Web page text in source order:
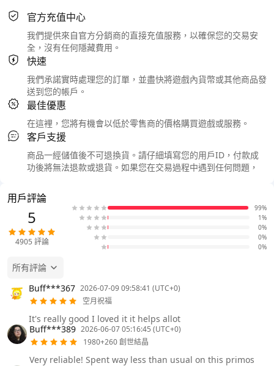
官方充值中心
我們提供來自官方分銷商的直接充值服務，以確保您的交易安
全，沒有任何隱藏費用。
快速
我們承諾實時處理您的訂單，並盡快將遊戲內貨幣或其他商品發
送到您的帳戶。
最佳優惠
在這裡，您將有機會以低於零售商的價格購買遊戲或服務。
客戶支援
商品一經儲值後不可退換貨。請仔細填寫您的用戶ID，付款成
功後將無法退款或退貨。如果您在交易過程中遇到任何問題，
用戶評論
5
4905 評論
99%
1%
0%
0%
0%
所有評論
Buff***367 2026-07-09 09:58:41 (UTC+0)
空月祝福
It's really good I loved it it helps allot
Buff***389 2026-06-07 05:16:45 (UTC+0)
1980+260 創世結晶
Very reliable! Spent way less than usual on this primos